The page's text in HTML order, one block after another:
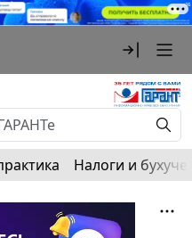
Налоги и